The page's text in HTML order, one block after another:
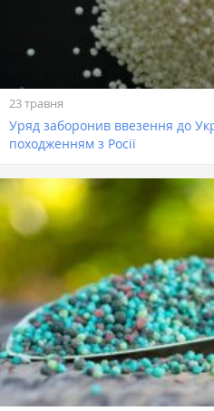
23 травня
Уряд заборонив ввезення до
походженням з Росії